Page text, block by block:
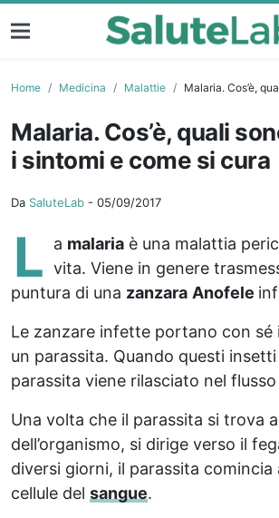
Home Medicina Malattie Malaria. Cos’è, quali sono
Malaria. Cos’è, quali
i sintomi e come si cura
Da SaluteLab - 05/09/2017
L a malaria è una malattia
vita. Viene in genere
puntura di una zanzara Anofele
Le zanzare infette portano con sé
un parassita. Quando questi
parassita viene rilasciato nel
Una volta che il parassita si trova
dell’organismo, si dirige verso il
diversi giorni, il parassita
cellule del sangue.